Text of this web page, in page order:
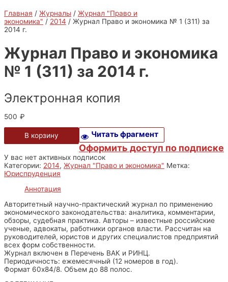
Главная / Журналы / Журнал "Право и
экономика" / 2014 / Журнал Право и экономика № 1 (311) за
2014 г.
Журнал Право и экономика
№ 1 (311) за 2014 г.
Электронная копия
500 ₽
В корзину Читать фрагмент
Оформить доступ по подписке
У вас нет активных подписок
Категории: 2014, Журнал "Право и экономика" Метка:
Юриспруденция
Аннотация
Авторитетный научно-практический журнал по применению
экономического законодательства: аналитика, комментарии,
обзоры, судебная практика. Авторы – известные российские
ученые, адвокаты, работники органов власти. Рассчитан на
руководителей, юристов и других специалистов предприятий
всех форм собственности.
Журнал включен в Перечень ВАК и РИНЦ.
Периодичность: ежемесячный (12 номеров в год).
Формат 60х84/8. Объем до 88 полос.